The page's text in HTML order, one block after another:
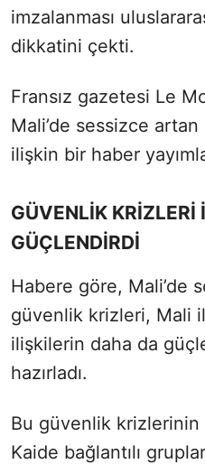
imzalanması
dikkatini çekti.
Fransız gazetesi Le
Mali’de sessizce
ilişkin bir haber
GÜVENLİK KRİZLERİ
GÜÇLENDİRDİ
Habere göre, Mali’de
güvenlik krizleri, Mali
ilişkilerin daha da
hazırladı.
Bu güvenlik
Kaide bağlantılı